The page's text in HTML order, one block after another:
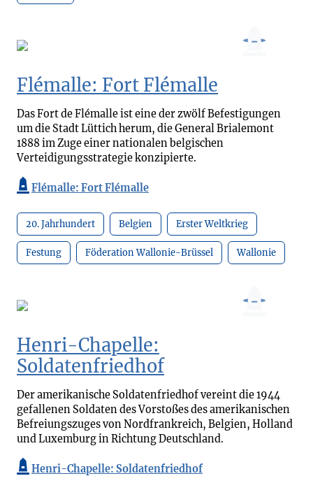
Flémalle: Fort Flémalle
Das Fort de Flémalle ist eine der zwölf Befestigungen
um die Stadt Lüttich herum, die General Brialemont
1888 im Zuge einer nationalen belgischen
Verteidigungsstrategie konzipierte.
Flémalle: Fort Flémalle
20. Jahrhundert Belgien Erster Weltkrieg
Festung Föderation Wallonie-Brüssel Wallonie
Henri-Chapelle:
Soldatenfriedhof
Der amerikanische Soldatenfriedhof vereint die 1944
gefallenen Soldaten des Vorstoßes des amerikanischen
Befreiungszuges von Nordfrankreich, Belgien, Holland
und Luxemburg in Richtung Deutschland.
Henri-Chapelle: Soldatenfriedhof